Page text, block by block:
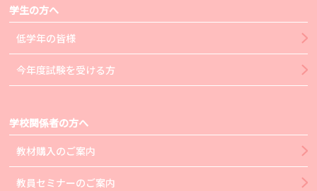
学生の方へ
低学年の皆様
今年度試験を受ける方
学校関係者の方へ
教材購入のご案内
教員セミナーのご案内